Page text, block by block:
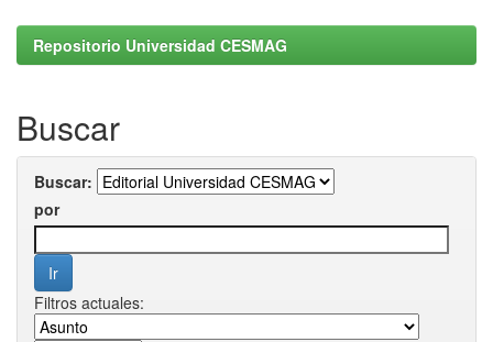
Repositorio Universidad CESMAG
Buscar
Buscar:
por
Filtros actuales: